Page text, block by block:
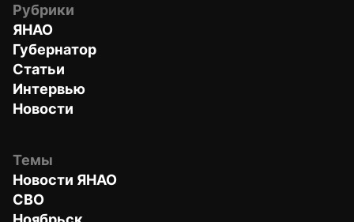
Рубрики
ЯНАО
Губернатор
Статьи
Интервью
Новости
Темы
Новости ЯНАО
СВО